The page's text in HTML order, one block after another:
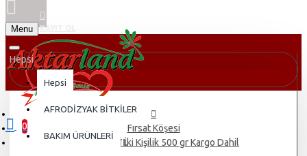
KAYIT OL
Menu
0
0 ürün - 0,00TL
Hepsi
Hepsi
AFRODİZYAK BİTKİLER
BAKIM ÜRÜNLERİ
Fırsat Köşesi
UYUZ KREMİ İki Kişilik 500 gr Kargo Dahil